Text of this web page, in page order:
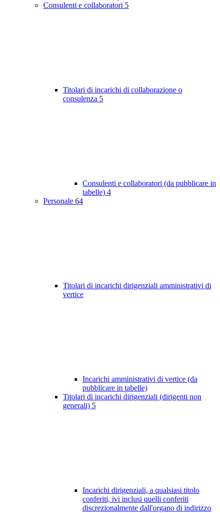
Consulenti e collaboratori 5
Titolari di incarichi di collaborazione o
consulenza 5
Consulenti e collaboratori (da pubblicare in
tabelle) 4
Personale 64
Titolari di incarichi dirigenziali amministrativi di
vertice
Incarichi amministrativi di vertice (da
pubblicare in tabelle)
Titolari di incarichi dirigenziali (dirigenti non
generali) 5
Incarichi dirigenziali, a qualsiasi titolo
conferiti, ivi inclusi quelli conferiti
discrezionalmente dall'organo di indirizzo